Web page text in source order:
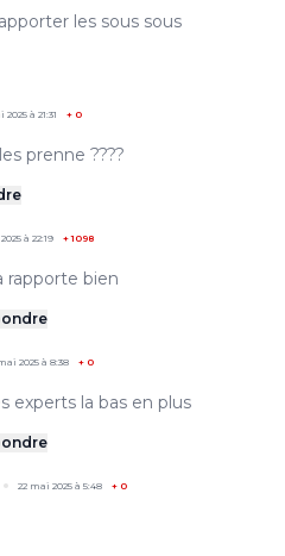
les sous sous
2025 à 21:31 + 0
prenne ????
à 22:19 +1098
rapporte bien
2025 à 8:38 + 0
experts la bas en plus
22 mai 2025 à 5:48 + 0